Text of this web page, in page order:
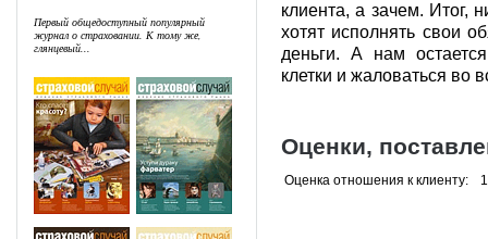
Первый общедоступный популярный
журнал о страховании. К тому же,
глянцевый...
клиента, а зачем. Итог,
хотят исполнять свои
деньги. А нам
клетки и жаловаться во
Оценки,
Оценка отношения к клиенту: 1